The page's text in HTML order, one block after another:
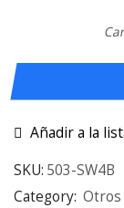
Añadir a la
SKU: 503-SW4B
Category: Otros